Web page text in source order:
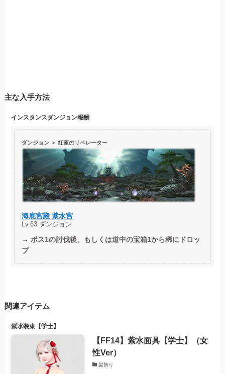
主な入手方法
インスタンスダンジョン報酬
ダンジョン ＞ 紅蓮のリベレーター
海底宮殿 紫水宮
Lv.63 ダンジョン
→ ボス1の討伐後、もしくは道中の宝箱1から稀にドロッ
プ
関連アイテム
紫水装束【学士】
【FF14】紫水面具【学士】（女
性Ver）
髪飾り